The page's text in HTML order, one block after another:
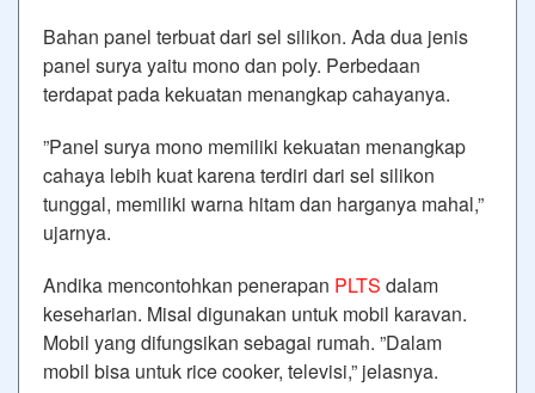
Bahan panel terbuat dari sel silikon. Ada dua jenis
panel surya yaitu mono dan poly. Perbedaan
terdapat pada kekuatan menangkap cahayanya.
”Panel surya mono memiliki kekuatan menangkap
cahaya lebih kuat karena terdiri dari sel silikon
tunggal, memiliki warna hitam dan harganya mahal,”
ujarnya.
Andika mencontohkan penerapan PLTS dalam
keseharian. Misal digunakan untuk mobil karavan.
Mobil yang difungsikan sebagai rumah. ”Dalam
mobil bisa untuk rice cooker, televisi,” jelasnya.